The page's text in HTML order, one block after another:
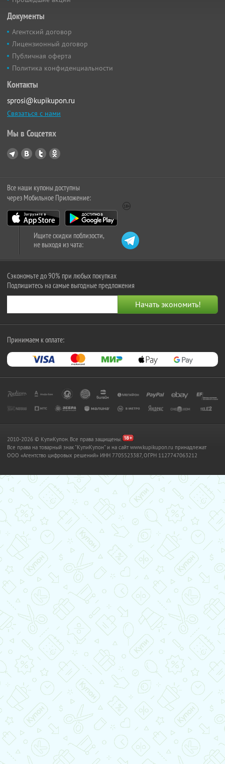
Документы
Агентский договор
Лицензионный договор
Публичная оферта
Политика конфиденциальности
Контакты
sprosi@kupikupon.ru
Связаться с нами
Мы в Соцсетях
Все наши купоны доступны
через Мобильное Приложение:
Ищите скидки поблизости,
не выходя из чата:
Сэкономьте до 90% при любых покупках
Подпишитесь на самые выгодные предложения
Принимаем к оплате:
2010-2026 © КупиКупон. Все права защищены.
Все права на товарный знак "КупиКупон" и на сайт www.kupikupon.ru принадлежат
OOO «Агентство цифровых решений» ИНН 7705523387, ОГРН 1127747063212